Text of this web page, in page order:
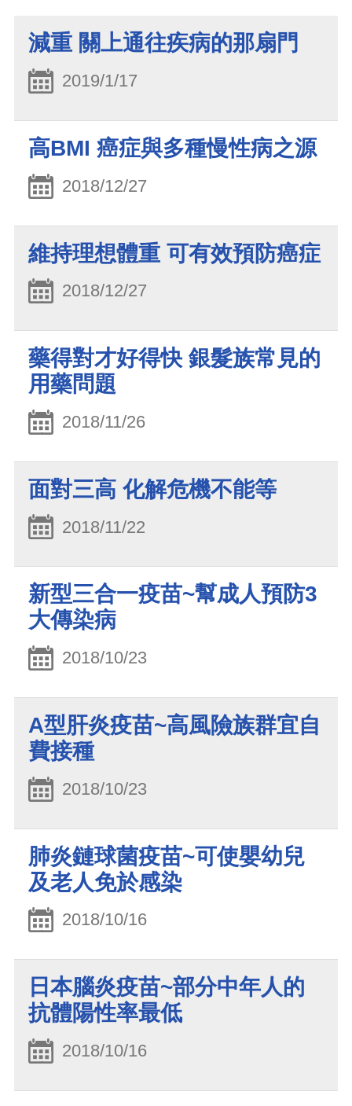
減重 關上通往疾病的那扇門
2019/1/17
高BMI 癌症與多種慢性病之源
2018/12/27
維持理想體重 可有效預防癌症
2018/12/27
藥得對才好得快 銀髮族常見的
用藥問題
2018/11/26
面對三高 化解危機不能等
2018/11/22
新型三合一疫苗~幫成人預防3
大傳染病
2018/10/23
A型肝炎疫苗~高風險族群宜自
費接種
2018/10/23
肺炎鏈球菌疫苗~可使嬰幼兒
及老人免於感染
2018/10/16
日本腦炎疫苗~部分中年人的
抗體陽性率最低
2018/10/16